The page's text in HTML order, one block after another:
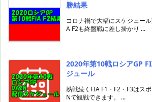
勝結果
コロナ禍で大幅にスケジュー
A F2も終盤戦に差し掛かり ...
2020年第10戦ロシアGP
ジュール
熱戦続くFIA F1・F2・F3はス
Nで観戦できます。 ...